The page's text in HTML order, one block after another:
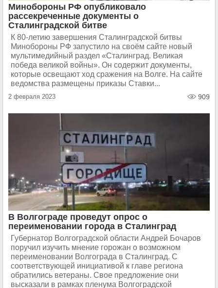
Минобороны РФ опубликовало
рассекреченные документы о
Сталинградской битве
К 80-летию завершения Сталинградской битвы
Минобороны РФ запустило на своём сайте новый
мультимедийный раздел «Сталинград. Великая
победа великой войны». Он содержит документы,
которые освещают ход сражения на Волге. На сайте
ведомства размещены приказы Ставки...
2 февраля 2023 909
В Волгограде проведут опрос о
переименовании города в Сталинград
Губернатор Волгоградской области Андрей Бочаров
поручил изучить мнение горожан о возможном
переименовании Волгограда в Сталинград. С
соответствующей инициативой к главе региона
обратились ветераны. Свое предложение они
высказали в рамках пленума Волгоградской